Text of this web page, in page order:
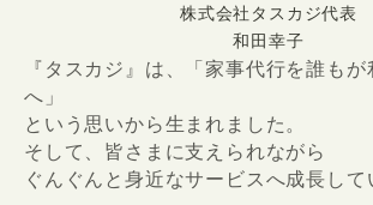
株式会社タスカジ代表
和田幸子
『タスカジ』は、「家事代行を誰も
へ」
という思いから生まれました。
そして、皆さまに支えられながら
ぐんぐんと身近なサービスへ成長して